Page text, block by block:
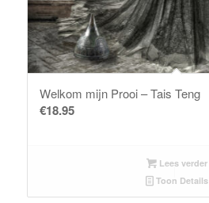
Welkom mijn Prooi – Tais Teng
€18.95
Lees verder
Toon Details